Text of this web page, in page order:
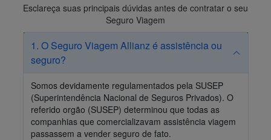
PERGUNTAS FREQUENTES
DICAS DE
VIAGEM
SAÚDE E
CUIDADOS
ATENDIMENTO
ATENDIMENTO
INSTITUCIONAL
MINHA CONTA
Esclareça suas principais dúvidas antes de contratar o seu
Seguro Viagem
1. O Seguro Viagem Allianz é assistência ou
seguro?
Somos devidamente regulamentados pela SUSEP
(Superintendência Nacional de Seguros Privados). O
referido orgão (SUSEP) determinou que todas as
companhias que comercializavam assistência viagem
passassem a vender seguro de fato.